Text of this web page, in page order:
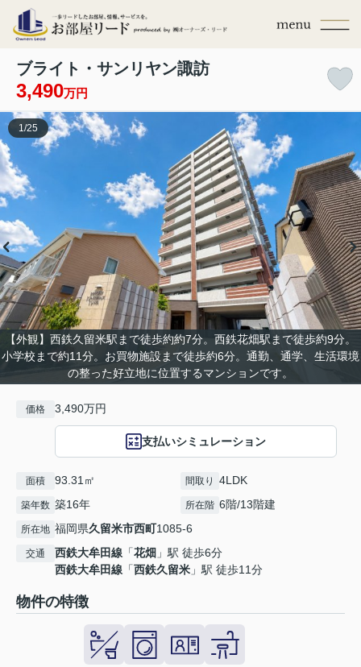
ブライト・サンリヤン諏訪
3,490万円
【外観】西鉄久留米駅まで徒歩約約7分。西鉄花畑駅まで徒歩約9分。
小学校まで約11分。お買物施設まで徒歩約6分。通勤、通学、生活環境
の整った好立地に位置するマンションです。
1 /25
価格 3,490万円
支払いシミュレーション
面積 93.31㎡ 間取り 4LDK
築年数 築16年 所在階 6階/13階建
所在地 福岡県久留米市西町1085-6
交通 西鉄大牟田線 「花畑 」駅 徒歩6分
西鉄大牟田線 「西鉄久留米 」駅 徒歩11分
物件の特徴